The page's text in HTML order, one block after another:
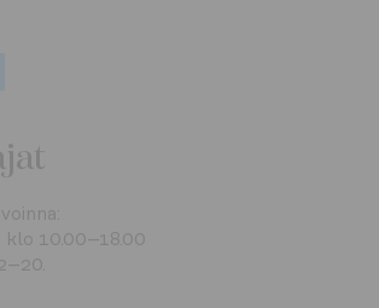
klo 10.00–18.00